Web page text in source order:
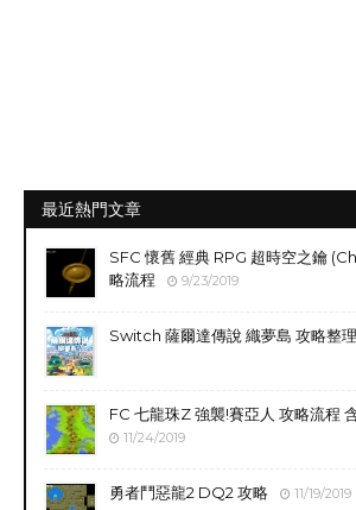
最近熱門文章
SFC 懷舊 經典 RPG 超時空之鑰
略流程
9/23/2019
Switch 薩爾達傳說 織夢島 攻略整理
FC 七龍珠Z 強襲!賽亞人 攻略流程
11/24/2019
勇者鬥惡龍2 DQ2 攻略 11/19/2019